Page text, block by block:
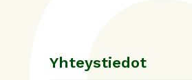
Yhteystiedot